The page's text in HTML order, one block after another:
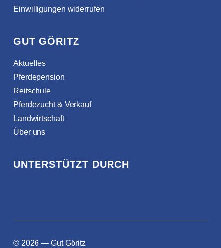
Einwilligungen widerrufen
GUT GÖRITZ
Aktuelles
Pferdepension
Reitschule
Pferdezucht & Verkauf
Landwirtschaft
Über uns
UNTERSTÜTZT DURCH
© 2026 — Gut Göritz